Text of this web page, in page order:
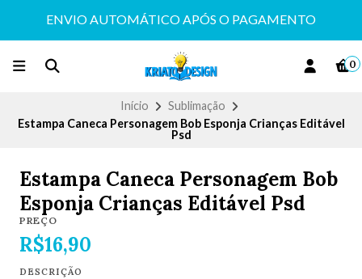
ENVIO AUTOMÁTICO APÓS O PAGAMENTO
0
Início
Sublimação
Estampa Caneca Personagem Bob Esponja Crianças Editável
Psd
Estampa Caneca Personagem Bob
Esponja Crianças Editável Psd
PREÇO
R$16,90
DESCRIÇÃO